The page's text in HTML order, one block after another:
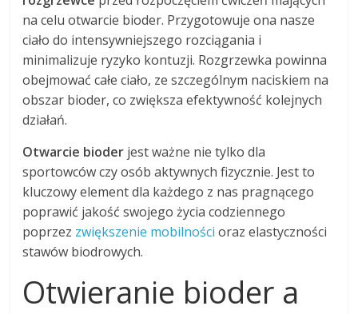
na celu otwarcie bioder. Przygotowuje ona nasze
ciało do intensywniejszego rozciągania i
minimalizuje ryzyko kontuzji. Rozgrzewka powinna
obejmować całe ciało, ze szczególnym naciskiem na
obszar bioder, co zwiększa efektywność kolejnych
działań.
Otwarcie bioder jest ważne nie tylko dla
sportowców czy osób aktywnych fizycznie. Jest to
kluczowy element dla każdego z nas pragnącego
poprawić jakość swojego życia codziennego
poprzez zwiększenie mobilności oraz elastyczności
stawów biodrowych.
Otwieranie bioder a